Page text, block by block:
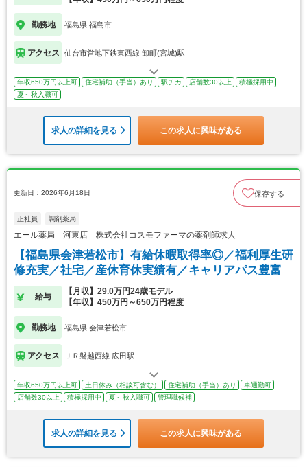
勤務地 福島県 福島市
アクセス 仙台市営地下鉄東西線 卸町(宮城)駅
年収650万円以上可 住宅補助（手当）あり 駅チカ 店舗数30以上
積極採用中
夏～秋入職可
求人の詳細を見る この求人に興味がある
更新日：2026年6月18日 保存する
正社員 調剤薬局
エール薬局 河東店 株式会社コスモファーマの薬剤師求人
【福島県会津若松市】有給休暇取得率◎／福利厚生研
修充実／社宅／産休育休実績有／キャリアパス豊富
給与
【月収】29.0万円24歳モデル
【年収】450万円～650万円程度
勤務地 福島県 会津若松市
アクセス ＪＲ磐越西線 広田駅
年収650万円以上可 土日休み（相談可含む） 住宅補助（手当）あり
車通勤可
店舗数30以上
積極採用中 夏～秋入職可 管理職候補
求人の詳細を見る この求人に興味がある